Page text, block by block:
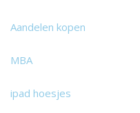
Aandelen kopen
MBA
ipad hoesjes